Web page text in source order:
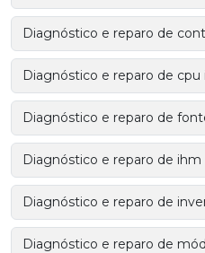
Diagnóstico e reparo de
Diagnóstico e reparo de cpu
Diagnóstico e reparo de
Diagnóstico e reparo de ihm
Diagnóstico e reparo de
Diagnóstico e reparo de